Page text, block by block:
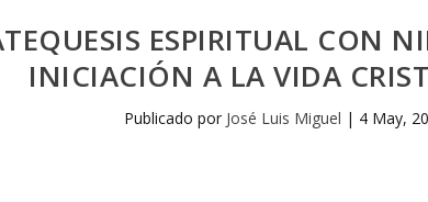
ESPIRITUAL CON
INICIACIÓN A LA VIDA
Publicado por José Luis Miguel | 4 May,